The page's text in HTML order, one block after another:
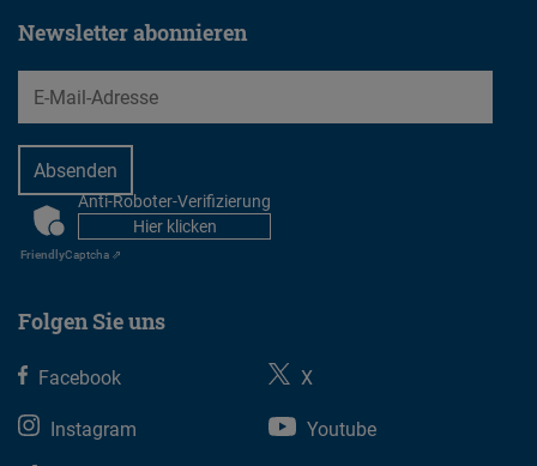
Newsletter abonnieren
EMail
CAPTCHAAnti-Roboter-Verifizierung
Hier klicken
FriendlyCaptcha ⇗
Folgen Sie uns
Facebook
X
Instagram
Youtube